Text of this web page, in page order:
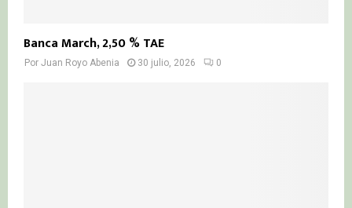
Banca March, 2,50 % TAE
Por Juan Royo Abenia 30 julio, 2026 0